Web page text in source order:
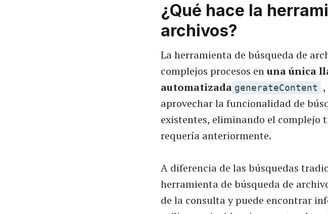
¿Qué hace la
archivos?
La herramienta de búsqueda de
complejos procesos enuna única
automatizada generateContent
aprovechar la funcionalidad de
existentes, eliminando el complejo
requería anteriormente.
A diferencia de las búsquedas
herramienta de búsqueda de
de la consulta y puede encontrar